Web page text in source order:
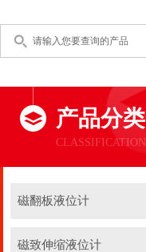
产品分类
CLASSIFICATION
磁翻板液位计
磁致伸缩液位计